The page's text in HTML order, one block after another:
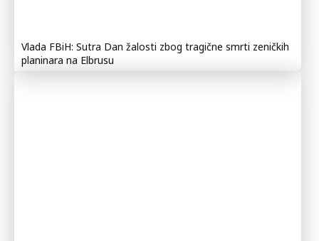
Vlada FBiH: Sutra Dan žalosti zbog tragične smrti zeničkih
planinara na Elbrusu